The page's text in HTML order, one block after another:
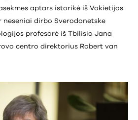
aptars istorikė iš Vokietijos
neseniai dirbo Sverodonetske
profesorė iš Tbilisio Jana
centro direktorius Robert van